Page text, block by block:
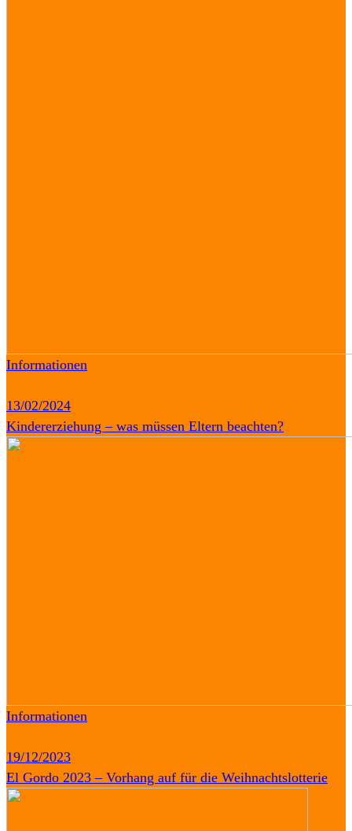
Informationen
13/02/2024
Kindererziehung – was müssen Eltern beachten?
Informationen
19/12/2023
El Gordo 2023 – Vorhang auf für die Weihnachtslotterie